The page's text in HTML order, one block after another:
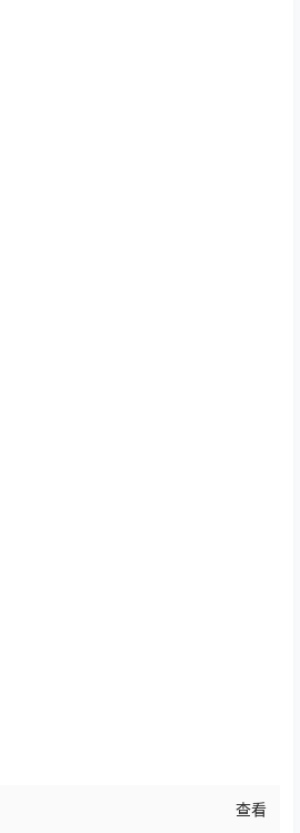
查看